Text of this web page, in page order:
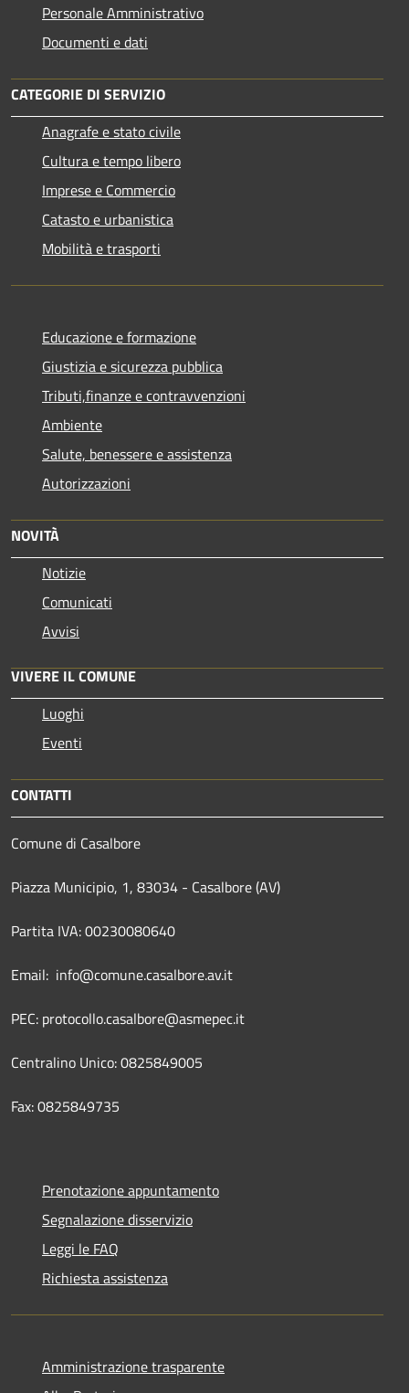
Personale Amministrativo
Documenti e dati
CATEGORIE DI SERVIZIO
Anagrafe e stato civile
Cultura e tempo libero
Imprese e Commercio
Catasto e urbanistica
Mobilità e trasporti
Educazione e formazione
Giustizia e sicurezza pubblica
Tributi,finanze e contravvenzioni
Ambiente
Salute, benessere e assistenza
Autorizzazioni
NOVITÀ
Notizie
Comunicati
Avvisi
VIVERE IL COMUNE
Luoghi
Eventi
CONTATTI
Comune di Casalbore
Piazza Municipio, 1, 83034 - Casalbore (AV)
Partita IVA: 00230080640
Email: info@comune.casalbore.av.it
PEC: protocollo.casalbore@asmepec.it
Centralino Unico: 0825849005
Fax: 0825849735
Prenotazione appuntamento
Segnalazione disservizio
Leggi le FAQ
Richiesta assistenza
Amministrazione trasparente